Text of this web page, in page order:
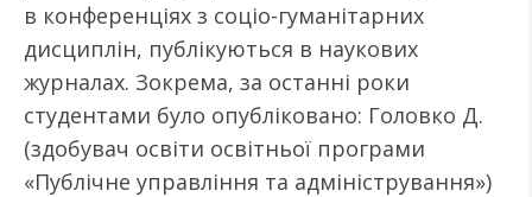
в конференціях з соціо-гуманітарних
дисциплін, публікуються в наукових
журналах. Зокрема, за останні роки
студентами було опубліковано: Головко Д.
(здобувач освіти освітньої програми
«Публічне управління та адміністрування»)